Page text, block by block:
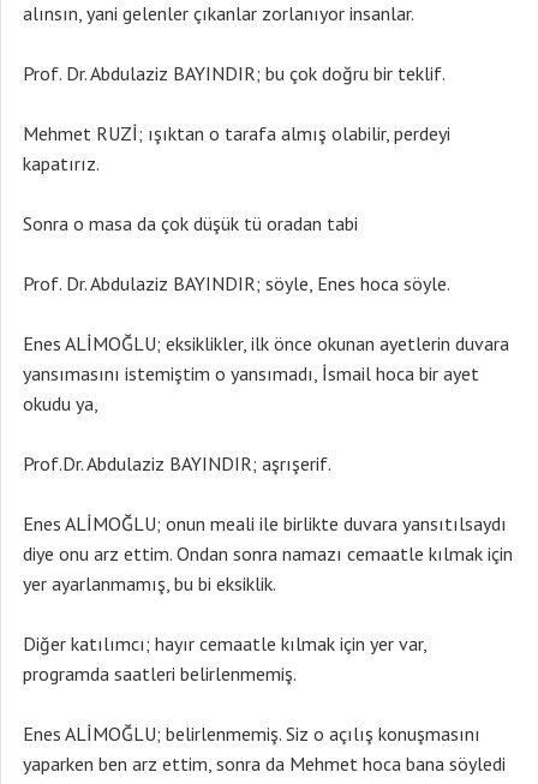
alınsın, yani gelenler çıkanlar zorlanıyor insanlar.
Prof. Dr. Abdulaziz BAYINDIR; bu çok doğru bir teklif.
Mehmet RUZİ; ışıktan o tarafa almış olabilir, perdeyi
kapatırız.
Sonra o masa da çok düşük tü oradan tabi
Prof. Dr. Abdulaziz BAYINDIR; söyle, Enes hoca söyle.
Enes ALİMOĞLU; eksiklikler, ilk önce okunan ayetlerin duvara
yansımasını istemiştim o yansımadı, İsmail hoca bir ayet
okudu ya,
Prof.Dr. Abdulaziz BAYINDIR; aşrışerif.
Enes ALİMOĞLU; onun meali ile birlikte duvara yansıtılsaydı
diye onu arz ettim. Ondan sonra namazı cemaatle kılmak için
yer ayarlanmamış, bu bi eksiklik.
Diğer katılımcı; hayır cemaatle kılmak için yer var,
programda saatleri belirlenmemiş.
Enes ALİMOĞLU; belirlenmemiş. Siz o açılış konuşmasını
yaparken ben arz ettim, sonra da Mehmet hoca bana söyledi